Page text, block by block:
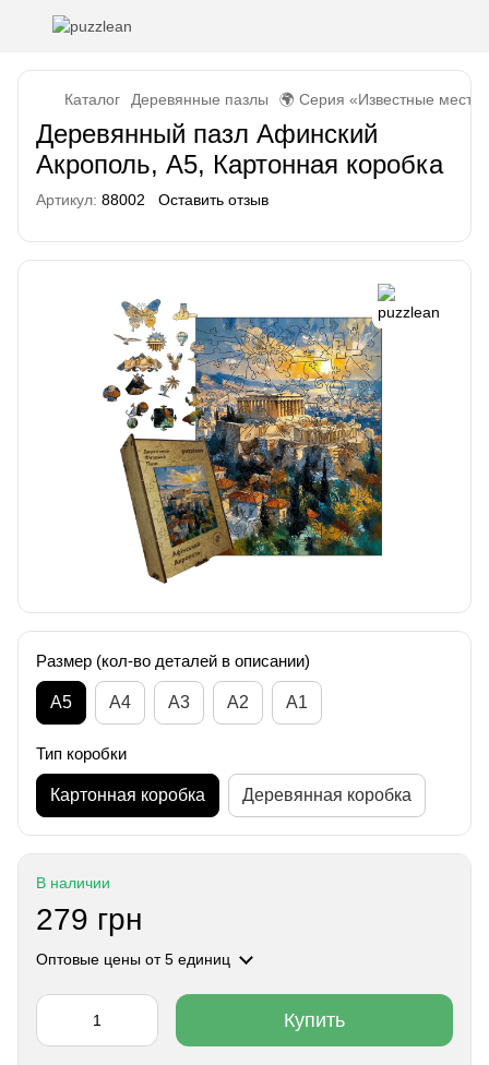
Каталог Деревянные пазлы 🌍 Серия «Известные места
Деревянный пазл Афинский
Акрополь, А5, Картонная коробка
Артикул: 88002 Оставить отзыв
Размер (кол-во деталей в описании)
А5 А4 A3 A2 A1
Тип коробки
Картонная коробка Деревянная коробка
В наличии
279 грн
Оптовые цены от 5 единиц
Купить